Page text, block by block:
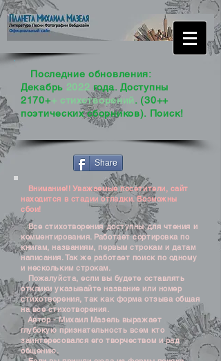
Последние обновления:
Декабрь2022 года. Доступны
2170++ стихотворений. (30++
поэтических сборников). Поиск!
Share
Внимание!! Уважаемые посетители, сайт
находится в стадии отладки. Возможны
сбои!
Все стихотворения доступны для чтения и
комментирования. Работает сортировка по
книгам, названиям, первым строкам и датам
написания. Так же работает поиск по одному
и нескольким строкам.
Пожалуйста, если вы будете оставлять
отклики указывайте название или номер
стихотворения, так как форма отзыва общая
на все стихотворения.
Автор - Михаил Мазель выражает
глубокую признательность всем кто
заинтересовался его творчеством и рад
общению.